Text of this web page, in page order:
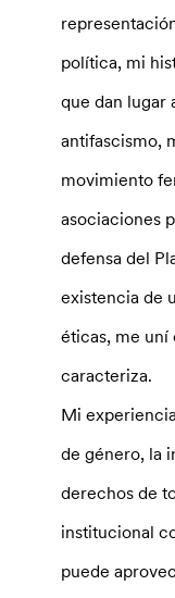
política, mi
que dan lugar
antifascismo,
movimiento
asociaciones
defensa del
existencia de
éticas, me uní
caracteriza.
Mi
de género, la
derechos de
institucional
puede